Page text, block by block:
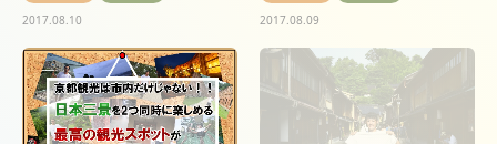
2017.08.10
2017.08.09